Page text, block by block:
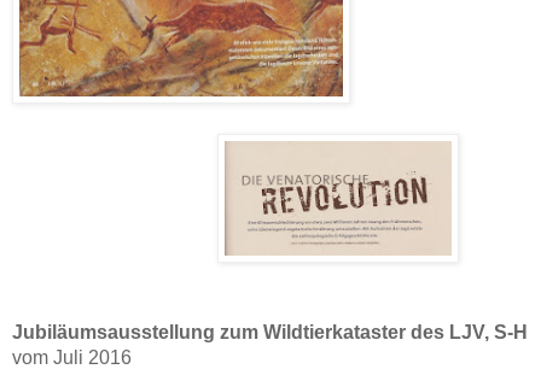
Jubiläumsausstellung zum Wildtierkataster des LJV, S-H
vom Juli 2016